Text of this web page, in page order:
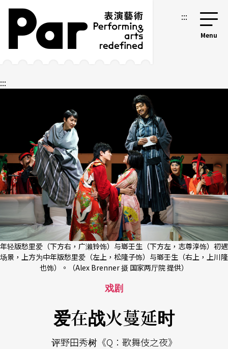
跳到主要内容区块
网站导览 :::
:::
年轻版愁里爱（下方右，广濑铃饰）与瑯壬生（下方左，志尊淳饰）初遇
场景，上方为中年版愁里爱（左上，松隆子饰）与瑯壬生（右上，上川隆
也饰）。（Alex Brenner 摄 国家两厅院 提供）
戏剧
爱在战火蔓延时
评野田秀树《Q：歌舞伎之夜》